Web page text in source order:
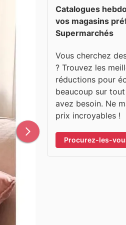
Catalogues
vos magasins
Supermarchés
Vous cherchez
? Trouvez les
réductions pour
beaucoup sur
avez besoin. Ne
prix incroyables !
Procurez-les-